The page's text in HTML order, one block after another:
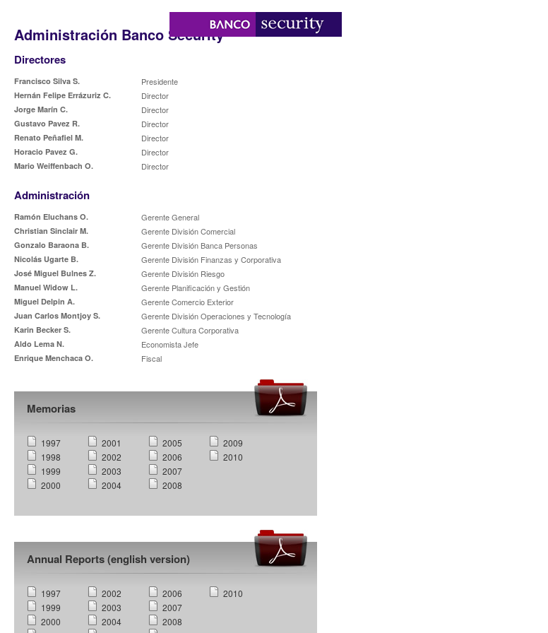
Administración Banco Security
Directores
Francisco Silva S. Presidente
Hernán Felipe Errázuriz C. Director
Jorge Marín C. Director
Gustavo Pavez R. Director
Renato Peñafiel M. Director
Horacio Pavez G. Director
Mario Weiffenbach O. Director
Administración
Ramón Eluchans O. Gerente General
Christian Sinclair M. Gerente División Comercial
Gonzalo Baraona B. Gerente División Banca Personas
Nicolás Ugarte B. Gerente División Finanzas y Corporativa
José Miguel Bulnes Z. Gerente División Riesgo
Manuel Widow L. Gerente Planificación y Gestión
Miguel Delpin A. Gerente Comercio Exterior
Juan Carlos Montjoy S. Gerente División Operaciones y Tecnología
Karin Becker S. Gerente Cultura Corporativa
Aldo Lema N. Economista Jefe
Enrique Menchaca O. Fiscal
Memorias
1997
1998
1999
2000
2001
2002
2003
2004
2005
2006
2007
2008
2009
2010
Annual Reports (english version)
1997
1999
2000
2002
2003
2004
2006
2007
2008
2010